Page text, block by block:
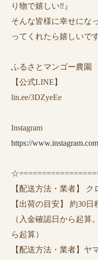
り物で嬉しい‼︎』
そんな皆様に幸せにな
ってくれたら嬉しいです
ふるさとマンゴー農園
【公式LINE】
lin.ee/3DZyeEe
Instagram
https://
【配送方法・業者】 ク
【出荷の目安】 約30日
（入金確認日から起算
ら起算）
【配送方法・業者】ヤ